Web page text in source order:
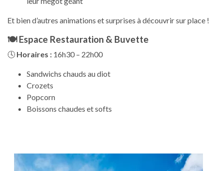
Et bien d’autres animations et surprises à découvrir sur place !
🍽️Espace Restauration & Buvette
🕓 Horaires : 16h30 – 22h00
Sandwichs chauds au diot
Crozets
Popcorn
Boissons chaudes et softs